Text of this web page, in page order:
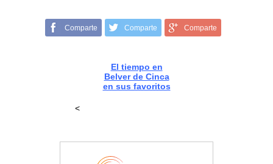
Comparte Comparte Comparte
El tiempo en
Belver de Cinca
en sus favoritos
<